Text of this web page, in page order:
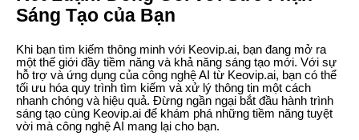
Sáng Tạo của Bạn
Khi bạn tìm kiếm thông minh với Keovip.ai, bạn đang mở ra
một thế giới đầy tiềm năng và khả năng sáng tạo mới. Với sự
hỗ trợ và ứng dụng của công nghệ AI từ Keovip.ai, bạn có thể
tối ưu hóa quy trình tìm kiếm và xử lý thông tin một cách
nhanh chóng và hiệu quả. Đừng ngần ngại bắt đầu hành trình
sáng tạo cùng Keovip.ai để khám phá những tiềm năng tuyệt
vời mà công nghệ AI mang lại cho bạn.